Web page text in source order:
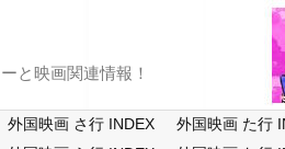
と映画関連情報！
外国映画 さ行 INDEX 外国映画 た行